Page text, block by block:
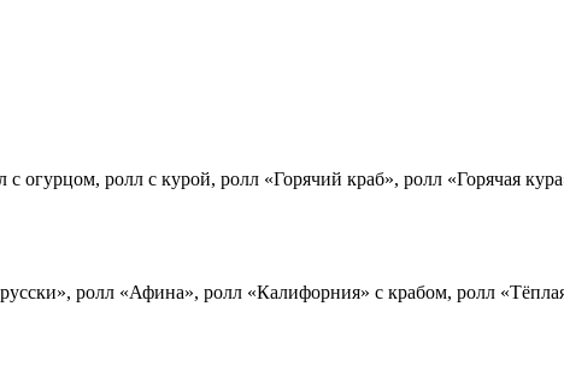
ролл с курой, ролл «Горячий краб», ролл «Горячая
ролл «Афина», ролл «Калифорния» с крабом, ролл